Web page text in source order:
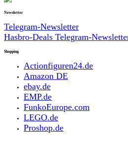
Newsletter
Telegram-Newsletter
Hasbro-Deals Telegram-
Shopping
Actionfiguren24.de
Amazon DE
ebay.de
EMP.de
FunkoEurope.com
LEGO.de
Proshop.de